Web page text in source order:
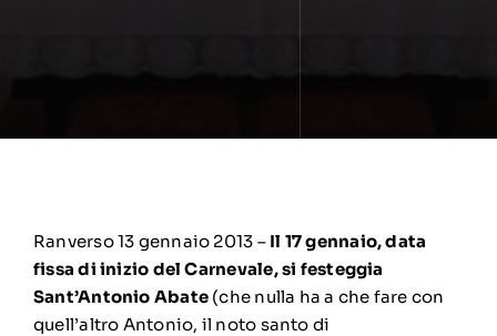
Ranverso 13 gennaio 2013 – Il 17 gennaio, data
fissa di inizio del Carnevale, si festeggia
Sant’Antonio Abate (che nulla ha a che fare con
quell’altro Antonio, il noto santo di